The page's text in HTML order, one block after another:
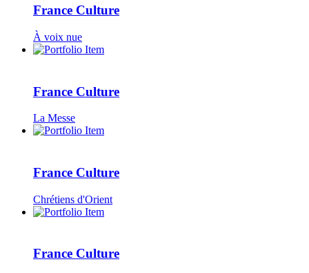
France Culture
À voix nue
France Culture
La Messe
France Culture
Chrétiens d'Orient
France Culture